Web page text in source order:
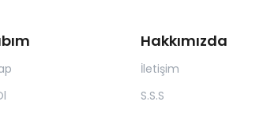
Hakkımızda
İletişim
S.S.S